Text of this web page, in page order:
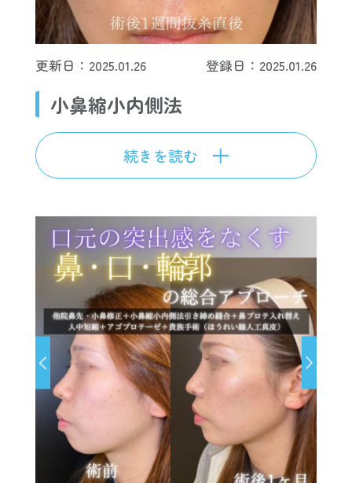
更新日：2025.01.26 登録日：2025.01.26
小鼻縮小内側法
続きを読む